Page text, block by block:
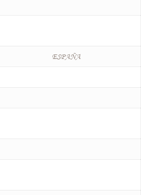
ESPAÑA